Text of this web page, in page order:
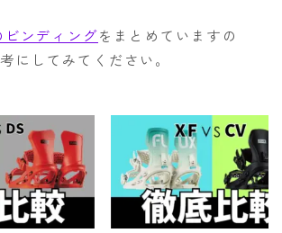
ビンディングをまとめていますの
にしてみてください。